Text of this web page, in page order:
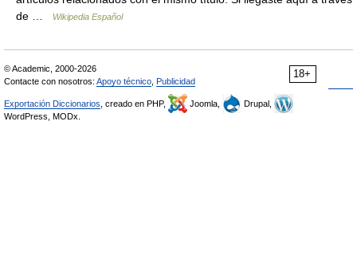
de …
Wikipedia Español
18+
© Academic, 2000-2026
Contacte con nosotros: Apoyo técnico Publicidad
Exportación Diccionarios , creado en PHP, Joomla,
Drupal,
WordPress, MODx.